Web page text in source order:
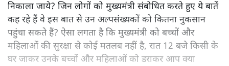
निकाला जाये? जिन लोगों को मुख्यमंत्री संबोधित करते हुए ये बातें
कह रहे हैं वे इस बात से उन अल्पसंख्यकों को कितना नुकसान
पहुंचा सकते हैं? ऐसा लगता है कि मुख्यमंत्री को बच्चों और
महिलाओं की सुरक्षा से कोई मतलब नहीं है, रात 12 बजे किसी के
घर जाकर उनके बच्चों और महिलाओं को डराकर आप क्या